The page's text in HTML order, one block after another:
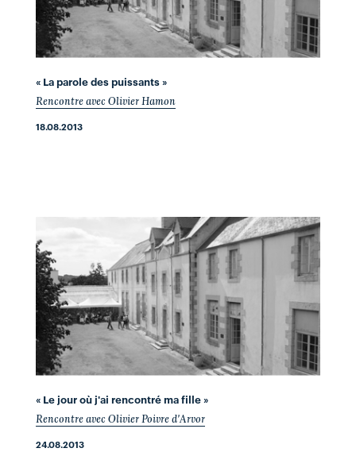
« La parole des puissants »
Rencontre avec Olivier Hamon
18.08.2013
« Le jour où j'ai rencontré ma fille »
Rencontre avec Olivier Poivre d'Arvor
24.08.2013